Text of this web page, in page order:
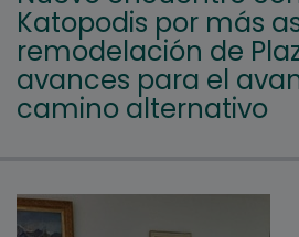
Katopodis por más
remodelación de
avances para el
camino alternativo